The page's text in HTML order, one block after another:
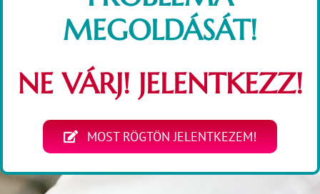
MEGOLDÁSÁT!
NE VÁRJ! JELENTKEZZ!
MOST RÖGTÖN JELENTKEZEM!